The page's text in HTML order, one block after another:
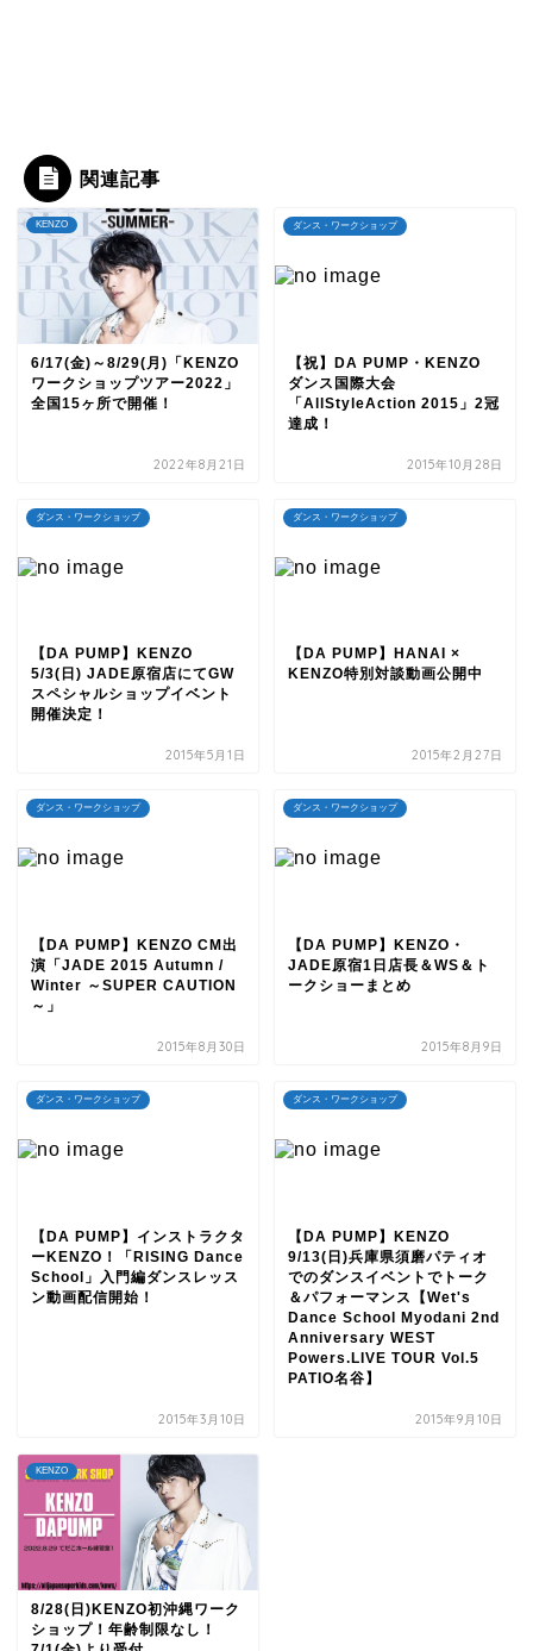
関連記事
KENZO
6/17(金)～8/29(月)「KENZO
ワークショップツアー2022」
全国15ヶ所で開催！
2022年8月21日
ダンス・ワークショップ
【祝】DA PUMP・KENZO
ダンス国際大会
「AllStyleAction 2015」2冠
達成！
2015年10月28日
ダンス・ワークショップ
【DA PUMP】KENZO
5/3(日) JADE原宿店にてGW
スペシャルショップイベント
開催決定！
2015年5月1日
ダンス・ワークショップ
【DA PUMP】HANAI ×
KENZO特別対談動画公開中
2015年2月27日
ダンス・ワークショップ
【DA PUMP】KENZO CM出
演「JADE 2015 Autumn /
Winter ～SUPER CAUTION
～」
2015年8月30日
ダンス・ワークショップ
【DA PUMP】KENZO・
JADE原宿1日店長＆WS＆ト
ークショーまとめ
2015年8月9日
ダンス・ワークショップ
【DA PUMP】インストラクタ
ーKENZO！「RISING Dance
School」入門編ダンスレッス
ン動画配信開始！
2015年3月10日
ダンス・ワークショップ
【DA PUMP】KENZO
9/13(日)兵庫県須磨パティオ
でのダンスイベントでトーク
＆パフォーマンス【Wet's
Dance School Myodani 2nd
Anniversary WEST
Powers.LIVE TOUR Vol.5
PATIO名谷】
2015年9月10日
KENZO
8/28(日)KENZO初沖縄ワーク
ショップ！年齢制限なし！